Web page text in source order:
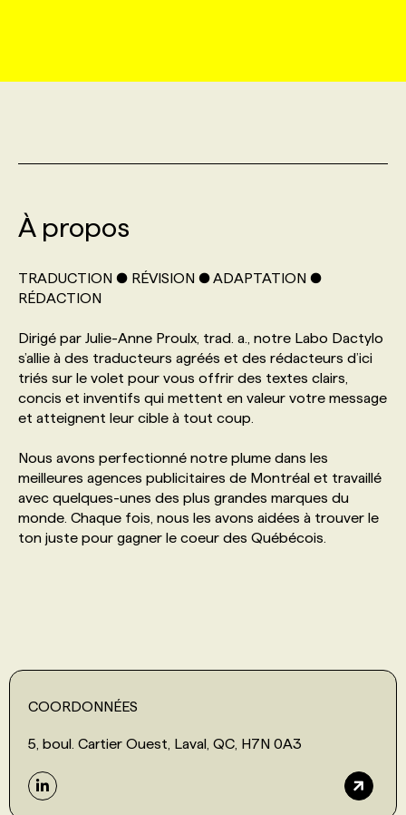
INITIATIVES NUMÉRIQUES
PRIX ET DISTINCTIONS
TENDANCES
MARKETING DURABLE
ÉVÉNEMENTIEL
NOS AUTEUR‧RICES
ANNONCEZ AVEC NOUS
PROFIL ENTREPRISE
FAQ
ANNONCEZ AVEC NOUS
PROFIL CANDIDAT
ANNONCEZ AVEC NOUS
NOS PARCOURS DE FORMATIONS
FORMATIONS PERSONNALISÉES
NOS FORMATEUR‧RICES
POURQUOI CHOISIR NOS FORMATIONS
NOS TARIFS
PROGRAMMES DE SUBVENTIONS
FAQ
SERVICE DE CHASSE DE TÊTE
NOS TARIFS
NOS EXPERTISES
FAQ
ANNONCEZ AVEC NOUS
À propos
TRADUCTION ● RÉVISION ● ADAPTATION ●
RÉDACTION
Dirigé par Julie-Anne Proulx, trad. a., notre Labo Dactylo
s’allie à des traducteurs agréés et des rédacteurs d’ici
triés sur le volet pour vous offrir des textes clairs,
concis et inventifs qui mettent en valeur votre message
et atteignent leur cible à tout coup.
Nous avons perfectionné notre plume dans les
meilleures agences publicitaires de Montréal et travaillé
avec quelques-unes des plus grandes marques du
monde. Chaque fois, nous les avons aidées à trouver le
ton juste pour gagner le coeur des Québécois.
COORDONNÉES
5, boul. Cartier Ouest, Laval, QC, H7N 0A3